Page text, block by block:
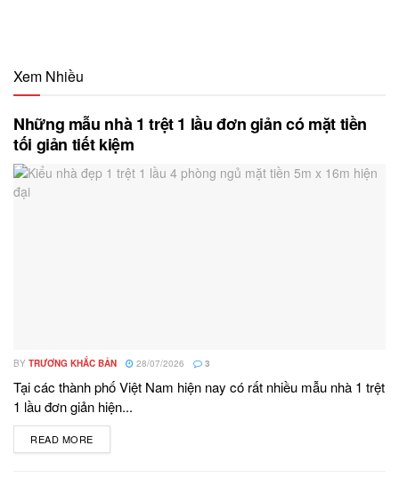
Xem Nhiều
Những mẫu nhà 1 trệt 1 lầu đơn giản có mặt tiền
tối giản tiết kiệm
BY TRƯƠNG KHẮC BẢN 28/07/2026 3
Tại các thành phố Việt Nam hiện nay có rất nhiều mẫu nhà 1 trệt
1 lầu đơn giản hiện...
READ MORE